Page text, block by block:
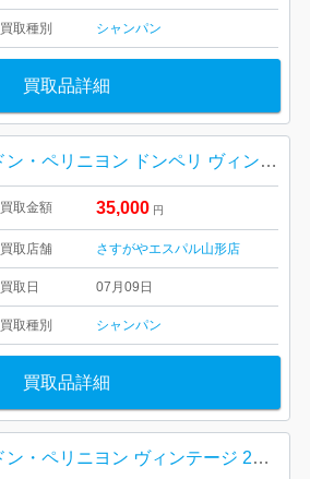
買取種別 シャンパン
買取品詳細
ドン・ペリニヨン ドンペリ ヴィンテージ 2017 シャンパン 山形市
買取金額 35,000 円
買取店舗 さすがやエスパル山形店
買取日 07月09日
買取種別 シャンパン
買取品詳細
ドン・ペリニヨン ヴィンテージ 2008